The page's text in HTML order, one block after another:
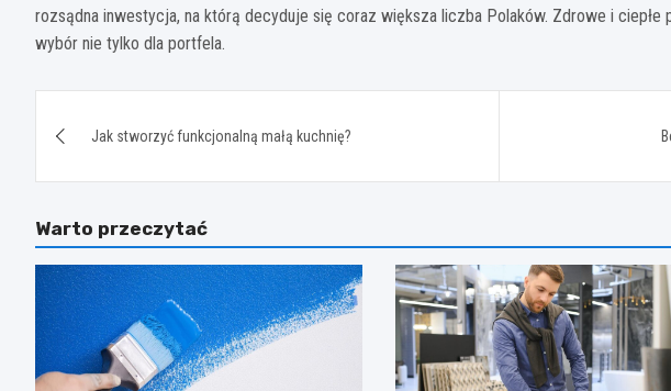
rozsądna inwestycja, na którą decyduje się coraz większa liczba Polaków. Zdrowe i
wybór nie tylko dla portfela.
wpisu
Jak stworzyć funkcjonalną małą kuchnię?
Warto przeczytać